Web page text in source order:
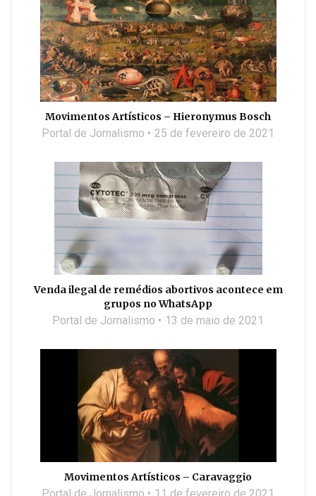
Movimentos Artísticos – Hieronymus Bosch
Portal de Jornalismo 25 de fevereiro de 2021
Venda ilegal de remédios abortivos acontece em
grupos no WhatsApp
Portal de Jornalismo 13 de maio de 2021
Movimentos Artísticos – Caravaggio